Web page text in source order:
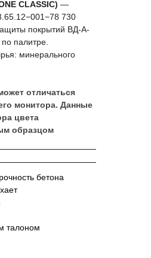
CLASSIC) —
730
покрытий ВД-А-
по палитре.
минерального
отличаться
монитора. Данные
цвета
образцом
бетона
талоном